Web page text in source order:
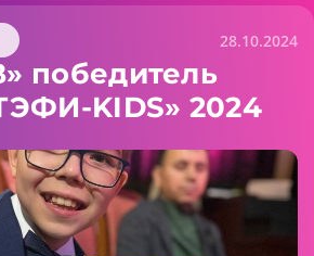
28.10.2024
победитель
KIDS» 2024